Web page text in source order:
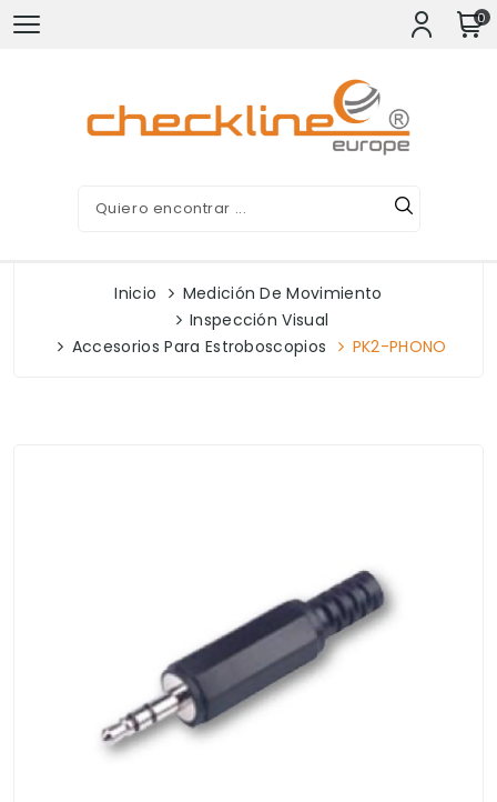
0
Inicio
Medición De Movimiento
Inspección Visual
Accesorios Para Estroboscopios
PK2-PHONO